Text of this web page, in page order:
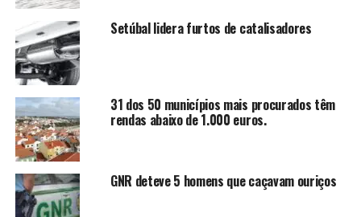
Setúbal lidera furtos de catalisadores
31 dos 50 municípios mais procurados têm
rendas abaixo de 1.000 euros.
GNR deteve 5 homens que caçavam ouriços